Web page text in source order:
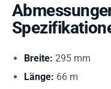
Breite: 295 mm
Länge: 66 m